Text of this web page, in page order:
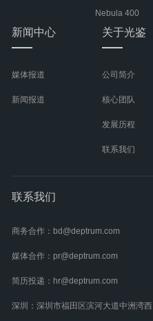
Nebula 400
新闻中心
媒体报道
新闻报道
关于光鉴
公司简介
核心团队
发展历程
联系我们
联系我们
商务合作：bd@deptrum.com
媒体合作：pr@deptrum.com
简历投递：hr@deptrum.com
深圳：深圳市福田区滨河大道中洲湾西